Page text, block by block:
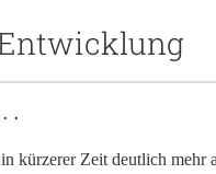
kürzerer Zeit deutlich mehr